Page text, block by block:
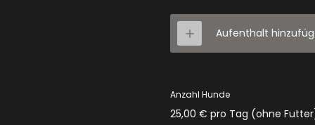
Aufenthalt
Anzahl Hunde
25,00 € pro Tag (ohne